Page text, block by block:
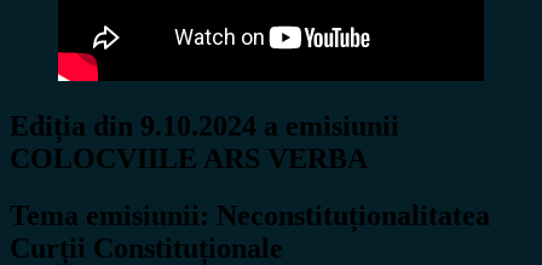
Ediția din 9.10.2024 a emisiunii
COLOCVIILE ARS VERBA
Tema emisiunii: Neconstituționalitatea
Curții Constituționale